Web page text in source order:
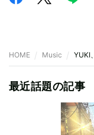
HOME Music YUKI
最近話題の記事